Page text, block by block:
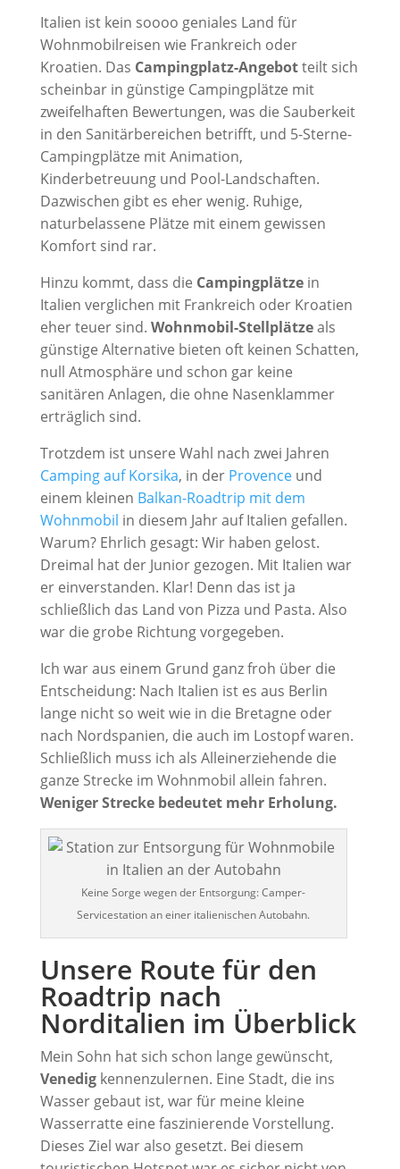
Italien ist kein soooo geniales Land für
Wohnmobilreisen wie Frankreich oder
Kroatien. Das Campingplatz-Angebotteilt sich
scheinbar in günstige Campingplätze mit
zweifelhaften Bewertungen, was die Sauberkeit
in den Sanitärbereichen betrifft, und 5-Sterne-
Campingplätze mit Animation,
Kinderbetreuung und Pool-Landschaften.
Dazwischen gibt es eher wenig. Ruhige,
naturbelassene Plätze mit einem gewissen
Komfort sind rar.
Hinzu kommt, dass die Campingplätzein
Italien verglichen mit Frankreich oder Kroatien
eher teuer sind. Wohnmobil-Stellplätzeals
günstige Alternative bieten oft keinen Schatten,
null Atmosphäre und schon gar keine
sanitären Anlagen, die ohne Nasenklammer
erträglich sind.
Trotzdem ist unsere Wahl nach zwei Jahren
Camping auf Korsika, in der Provenceund
einem kleinen Balkan-Roadtrip mit dem
Wohnmobil in diesem Jahr auf Italien gefallen.
Warum? Ehrlich gesagt: Wir haben gelost.
Dreimal hat der Junior gezogen. Mit Italien war
er einverstanden. Klar! Denn das ist ja
schließlich das Land von Pizza und Pasta. Also
war die grobe Richtung vorgegeben.
Ich war aus einem Grund ganz froh über die
Entscheidung: Nach Italien ist es aus Berlin
lange nicht so weit wie in die Bretagne oder
nach Nordspanien, die auch im Lostopf waren.
Schließlich muss ich als Alleinerziehende die
ganze Strecke im Wohnmobil allein fahren.
Weniger Strecke bedeutet mehr Erholung.
Keine Sorge wegen der Entsorgung: Camper-
Servicestation an einer italienischen Autobahn.
Unsere Route für den
Roadtrip nach
Norditalien im Überblick
Mein Sohn hat sich schon lange gewünscht,
Venedigkennenzulernen. Eine Stadt, die ins
Wasser gebaut ist, war für meine kleine
Wasserratte eine faszinierende Vorstellung.
Dieses Ziel war also gesetzt. Bei diesem